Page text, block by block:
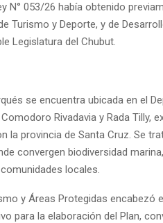
N° 053/26 había obtenido
Turismo y Deporte, y de
Legislatura del Chubut.
se encuentra ubicada en el
Rivadavia y Rada Tilly,
la provincia de Santa Cruz. Se
convergen biodiversidad
locales.
y Áreas Protegidas encabezó
para la elaboración del Plan,